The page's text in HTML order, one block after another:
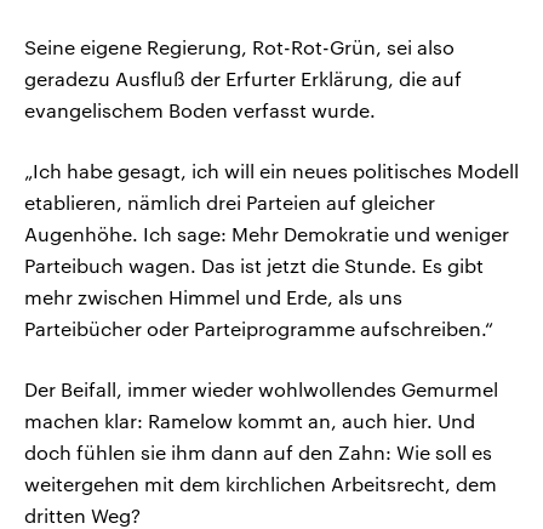
Seine eigene Regierung, Rot-Rot-Grün, sei also
geradezu Ausfluß der Erfurter Erklärung, die auf
evangelischem Boden verfasst wurde.
„Ich habe gesagt, ich will ein neues politisches Modell
etablieren, nämlich drei Parteien auf gleicher
Augenhöhe. Ich sage: Mehr Demokratie und weniger
Parteibuch wagen. Das ist jetzt die Stunde. Es gibt
mehr zwischen Himmel und Erde, als uns
Parteibücher oder Parteiprogramme aufschreiben.“
Der Beifall, immer wieder wohlwollendes Gemurmel
machen klar: Ramelow kommt an, auch hier. Und
doch fühlen sie ihm dann auf den Zahn: Wie soll es
weitergehen mit dem kirchlichen Arbeitsrecht, dem
dritten Weg?